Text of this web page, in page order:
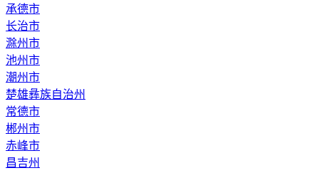
承德市
长治市
滁州市
池州市
潮州市
楚雄彝族自治州
常德市
郴州市
赤峰市
昌吉州